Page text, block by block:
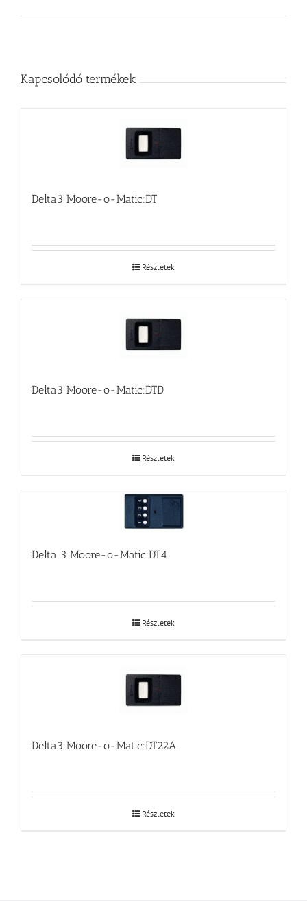
Kapcsolódó termékek
Delta3 Moore-o-Matic:DT
Részletek
Delta3 Moore-o-Matic:DTD
Részletek
Delta 3 Moore-o-Matic:DT4
Részletek
Delta3 Moore-o-Matic:DT22A
Részletek